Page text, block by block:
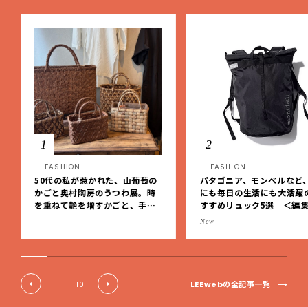
1
FASHION
50代の私が惹かれた、山葡萄の
かごと奥村陶房のうつわ展。時
を重ねて艶を増すかごと、手仕
2
FASHION
パタゴニア、モンベルなど
にも毎日の生活にも大活躍
すすめリュック5選 ＜編
レクト＞【LEEマルシェ】
New
1 | 10 LEEwebの全記事一覧